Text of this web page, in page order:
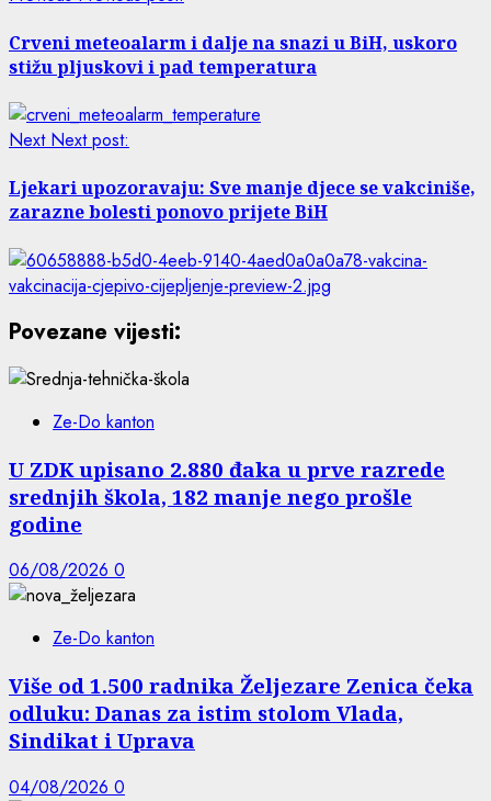
Crveni meteoalarm i dalje na snazi u BiH, uskoro
stižu pljuskovi i pad temperatura
Next Next post:
Ljekari upozoravaju: Sve manje djece se vakciniše,
zarazne bolesti ponovo prijete BiH
Povezane vijesti:
Ze-Do kanton
U ZDK upisano 2.880 đaka u prve razrede
srednjih škola, 182 manje nego prošle
godine
06/08/2026 0
Ze-Do kanton
Više od 1.500 radnika Željezare Zenica čeka
odluku: Danas za istim stolom Vlada,
Sindikat i Uprava
04/08/2026 0